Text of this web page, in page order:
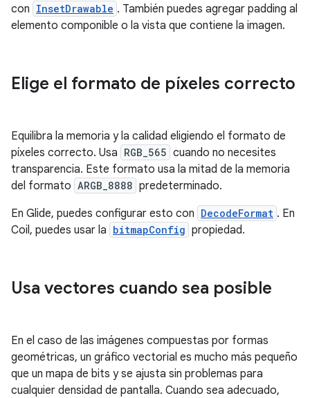
con InsetDrawable . También puedes agregar padding al
elemento componible o la vista que contiene la imagen.
Elige el formato de píxeles correcto
Equilibra la memoria y la calidad eligiendo el formato de
píxeles correcto. Usa RGB_565 cuando no necesites
transparencia. Este formato usa la mitad de la memoria
del formato ARGB_8888 predeterminado.
En Glide, puedes configurar esto con DecodeFormat . En
Coil, puedes usar la bitmapConfig propiedad.
Usa vectores cuando sea posible
En el caso de las imágenes compuestas por formas
geométricas, un gráfico vectorial es mucho más pequeño
que un mapa de bits y se ajusta sin problemas para
cualquier densidad de pantalla. Cuando sea adecuado,